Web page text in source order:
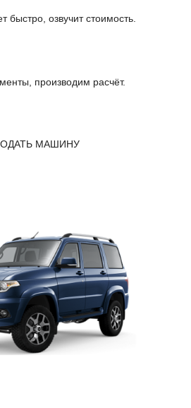
быстро, озвучит стоимость.
производим расчёт.
МАШИНУ